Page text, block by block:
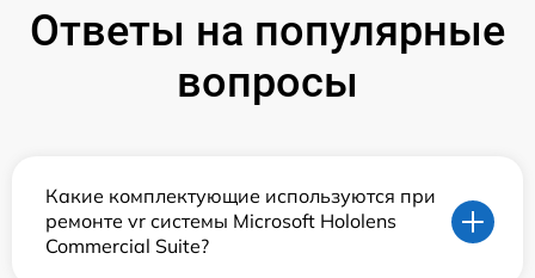
Ответы на популярные
вопросы
Какие комплектующие используются при
ремонте vr системы Microsoft Hololens
Commercial Suite?